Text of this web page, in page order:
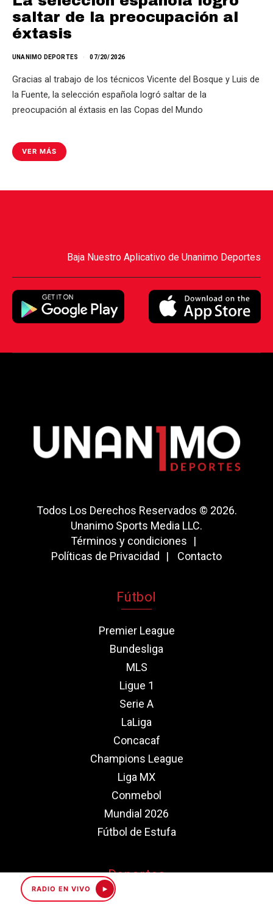
RADIO EN VIVO
saltar de la preocupación al
éxtasis
UNANIMO DEPORTES 07/20/2026
Gracias al trabajo de los técnicos Vicente del Bosque y Luis de
la Fuente, la selección española logró saltar de la
preocupación al éxtasis en las Copas del Mundo
VER MÁS
Baja Nuestro Aplicativo de Unanimo Deportes
Todos Los Derechos Reservados © 2026.
Unanimo Sports Media LLC.
Términos y condiciones
Políticas de Privacidad
Contacto
Fútbol
Premier League
Bundesliga
MLS
Ligue 1
Serie A
LaLiga
Concacaf
Champions League
Liga MX
Conmebol
Mundial 2026
Fútbol de Estufa
Deportes